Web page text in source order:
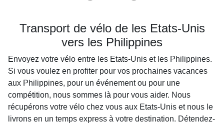
Transport de vélo de les Etats-Unis
vers les Philippines
Envoyez votre vélo entre les Etats-Unis et les Philippines.
Si vous voulez en profiter pour vos prochaines vacances
aux Philippines, pour un événement ou pour une
compétition, nous sommes là pour vous aider. Nous
récupérons votre vélo chez vous aux Etats-Unis et nous le
livrons en un temps express à votre destination. Détendez-